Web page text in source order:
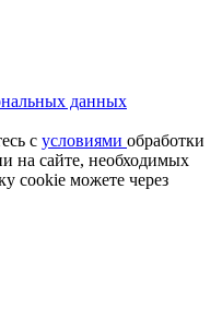
данных
с условиями обработки
на сайте, необходимых
cookie можете через